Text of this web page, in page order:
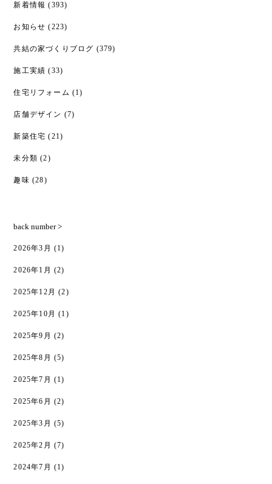
新着情報 (393)
お知らせ (223)
共結の家づくりブログ (379)
施工実績 (33)
住宅リフォーム (1)
店舗デザイン (7)
新築住宅 (21)
未分類 (2)
趣味 (28)
back number >
2026年3月 (1)
2026年1月 (2)
2025年12月 (2)
2025年10月 (1)
2025年9月 (2)
2025年8月 (5)
2025年7月 (1)
2025年6月 (2)
2025年3月 (5)
2025年2月 (7)
2024年7月 (1)